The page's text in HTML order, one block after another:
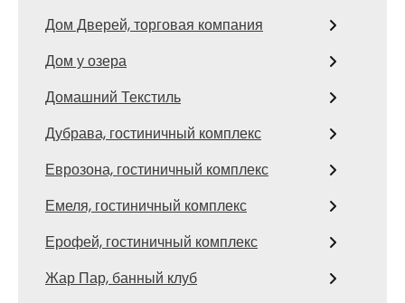
Дом Дверей, торговая компания
Дом у озера
Домашний Текстиль
Дубрава, гостиничный комплекс
Еврозона, гостиничный комплекс
Емеля, гостиничный комплекс
Ерофей, гостиничный комплекс
Жар Пар, банный клуб